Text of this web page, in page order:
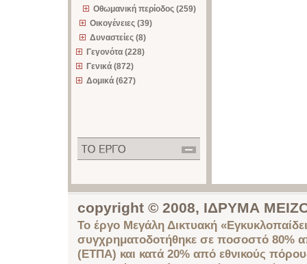
Οθωμανική περίοδος (259)
Οικογένειες (39)
Δυναστείες (8)
Γεγονότα (228)
Γενικά (872)
Δομικά (627)
copyright © 2008, ΙΔΡΥΜΑ
Το έργο Μεγάλη Δικτυακή
συγχρηματοδοτήθηκε σε ποσοστό 80%
(ΕΤΠΑ) και κατά 20% από εθνικούς